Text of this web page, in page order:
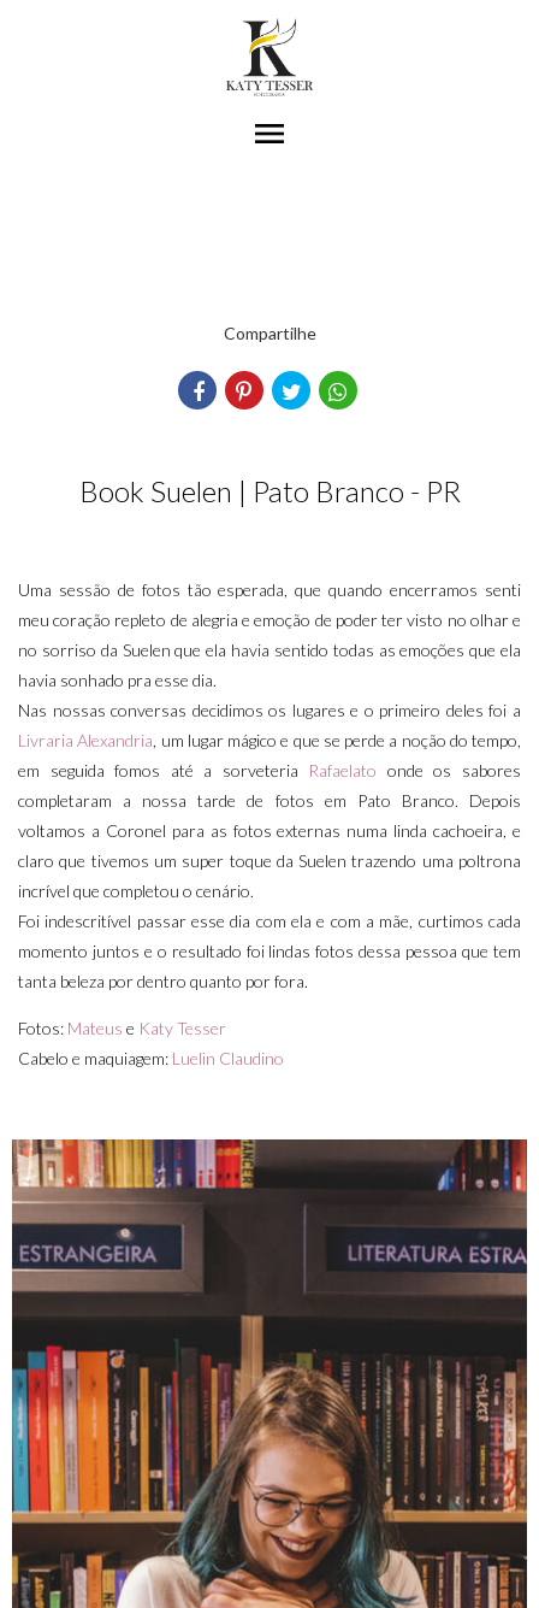
menu
Compartilhe
Book Suelen | Pato Branco - PR
Uma sessão de fotos tão esperada, que quando encerramos senti
meu coração repleto de alegria e emoção de poder ter visto no olhar e
no sorriso da Suelen que ela havia sentido todas as emoções que ela
havia sonhado pra esse dia.
Nas nossas conversas decidimos os lugares e o primeiro deles foi a
Livraria Alexandria, um lugar mágico e que se perde a noção do tempo,
em seguida fomos até a sorveteria Rafaelato onde os sabores
completaram a nossa tarde de fotos em Pato Branco. Depois
voltamos a Coronel para as fotos externas numa linda cachoeira, e
claro que tivemos um super toque da Suelen trazendo uma poltrona
incrível que completou o cenário.
Foi indescritível passar esse dia com ela e com a mãe, curtimos cada
momento juntos e o resultado foi lindas fotos dessa pessoa que tem
tanta beleza por dentro quanto por fora.
Fotos: Mateus e Katy Tesser
Cabelo e maquiagem: Luelin Claudino